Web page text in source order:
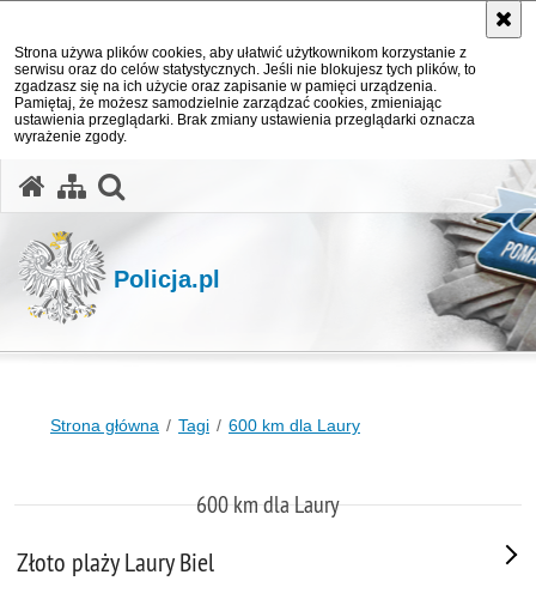
Strona używa plików cookies, aby ułatwić użytkownikom korzystanie z
serwisu oraz do celów statystycznych. Jeśli nie blokujesz tych plików, to
zgadzasz się na ich użycie oraz zapisanie w pamięci urządzenia.
Pamiętaj, że możesz samodzielnie zarządzać cookies, zmieniając
ustawienia przeglądarki. Brak zmiany ustawienia przeglądarki oznacza
wyrażenie zgody.
Policja.pl
Strona główna Tagi 600 km dla Laury
600 km dla Laury
Złoto plaży Laury Biel